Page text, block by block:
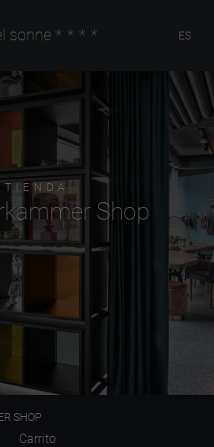
sonne **** ES
TIENDA
Shop
SHOP
Carrito